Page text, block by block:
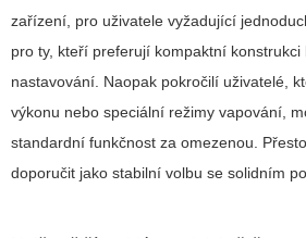
zařízení, pro uživatele vyžadující
pro ty, kteří preferují kompaktní konstrukci
nastavování. Naopak pokročilí uživatelé,
výkonu nebo speciální režimy vapování,
standardní funkčnost za omezenou.
doporučit jako stabilní volbu se solidním